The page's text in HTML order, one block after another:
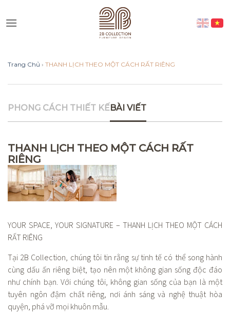
to
Trang Chủ › THANH LỊCH THEO MỘT CÁCH RẤT RIÊNG
PHONG CÁCH THIẾT KẾBÀI VIẾT
THANH LỊCH THEO MỘT CÁCH RẤT
RIÊNG
YOUR SPACE, YOUR SIGNATURE – THANH LỊCH THEO MỘT CÁCH
RẤT RIÊNG
Tại 2B Collection, chúng tôi tin rằng sự tinh tế có thể song hành
cùng dấu ấn riêng biệt, tạo nên một không gian sống độc đáo
như chính bạn. Với chúng tôi, không gian sống của bạn là một
tuyên ngôn đậm chất riêng, nơi ánh sáng và nghệ thuật hòa
quyện, phá vỡ mọi khuôn mẫu.
Vui lòng lựa chọn hình thức liên
lạc phù hợp với quý khách
Nhắn tin qua Zalo
Nhắn tin qua Messenger
Nhắn tin qua Whatsap